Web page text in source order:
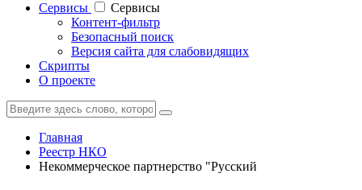
Cервисы
Cервисы
Контент-фильтр
Безопасный поиск
Версия сайта для слабовидящих
Скрипты
О проекте
Главная
Реестр НКО
Некоммерческое партнерство "Русский